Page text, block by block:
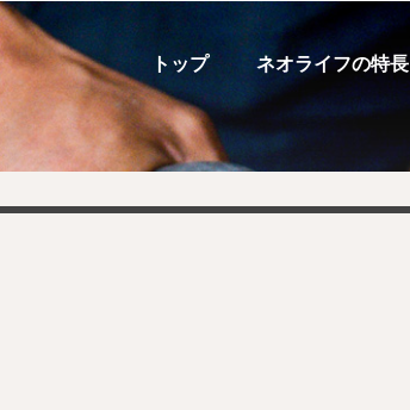
トップ ネオライフの特長